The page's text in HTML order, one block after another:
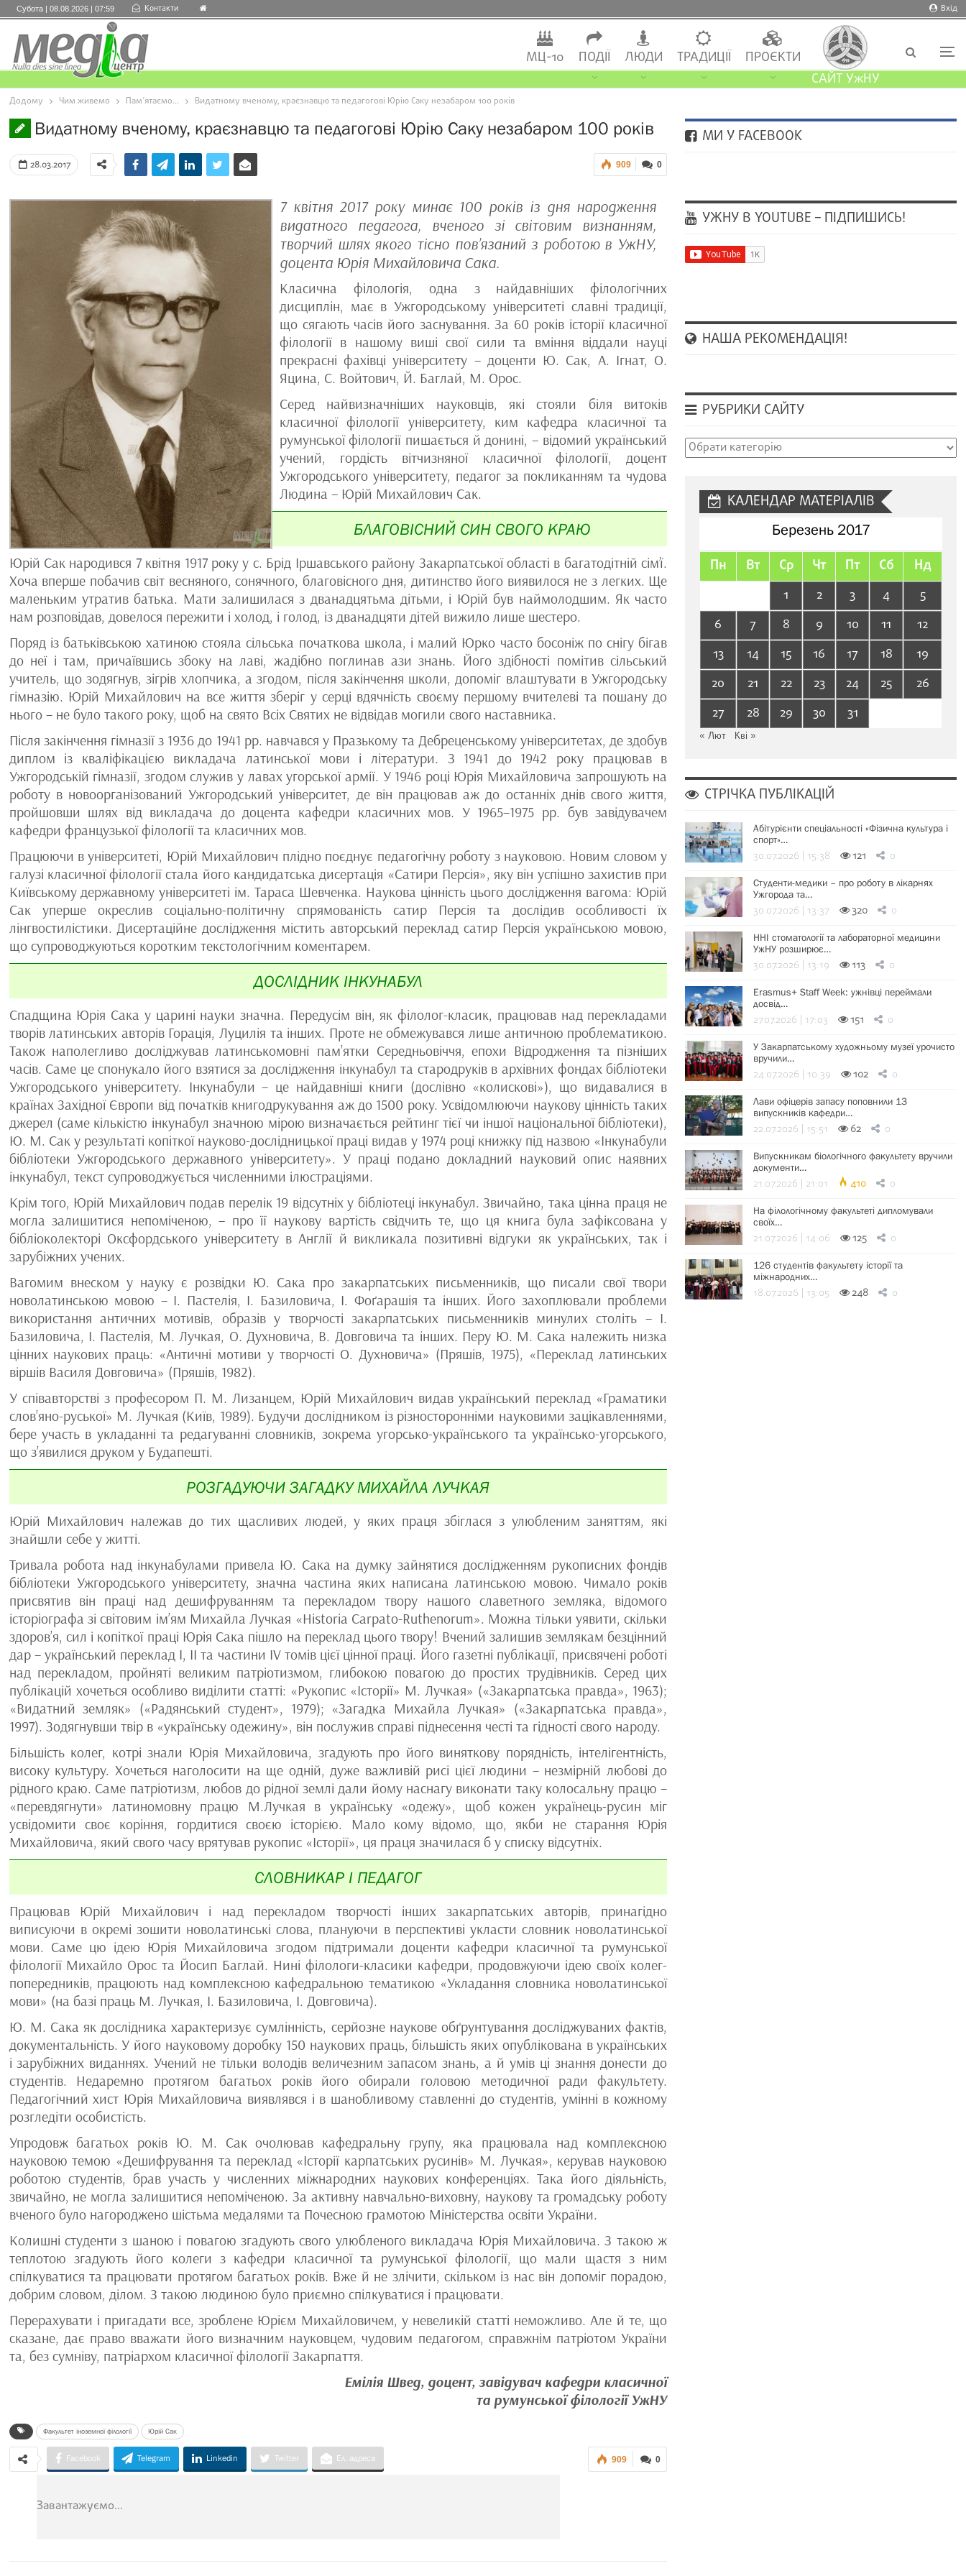
Вхід
Субота | 08.08.2026 | 07:59 Контакти
МЦ-10 ПОДІЇ ЛЮДИ ТРАДИЦІЇ
ПРОЄКТИ
САЙТ УжНУ
Додому Чим живемо Пам’ятаємо... Видатному вченому, краєзнавцю та педагогові Юрію Саку незабаром 100 років
Видатному вченому, краєзнавцю та педагогові Юрію Саку незабаром 100 років
28.03.2017 0
909
7 квітня 2017 року минає 100 років із дня народження
видатного педагога, вченого зі світовим визнанням,
творчий шлях якого тісно пов’язаний з роботою в УжНУ,
доцента Юрія Михайловича Сака.
Класична філологія, одна з найдавніших філологічних
дисциплін, має в Ужгородському університеті славні традиції,
що сягають часів його заснування. За 60 років історії класичної
філології в нашому виші свої сили та вміння віддали науці
прекрасні фахівці університету – доценти Ю. Сак, А. Ігнат, О.
Яцина, С. Войтович, Й. Баглай, М. Орос.
Серед найвизначніших науковців, які стояли біля витоків
класичної філології університету, ким кафедра класичної та
румунської філології пишається й донині, – відомий український
учений, гордість вітчизняної класичної філології, доцент
Ужгородського університету, педагог за покликанням та чудова
Людина – Юрій Михайлович Сак.
БЛАГОВІСНИЙ СИН СВОГО КРАЮ
Юрій Сак народився 7 квітня 1917 року у с. Брід Іршавського району Закарпатської області в багатодітній сім’ї.
Хоча вперше побачив світ весняного, сонячного, благовісного дня, дитинство його виявилося не з легких. Ще
маленьким утратив батька. Мати залишилася з дванадцятьма дітьми, і Юрій був наймолодшим. Як часто
нам розповідав, довелося пережити і холод, і голод, із дванадцяти дітей вижило лише шестеро.
Поряд із батьківською хатиною стояла сільська початкова школа, і малий Юрко часто босоніж по снігу бігав
до неї і там, причаївшись збоку на лаві, жадібно поглинав ази знань. Його здібності помітив сільський
учитель, що зодягнув, зігрів хлопчика, а згодом, після закінчення школи, допоміг влаштувати в Ужгородську
гімназію. Юрій Михайлович на все життя зберіг у серці вдячність своєму першому вчителеві та пошану до
нього – не було такого року, щоб на свято Всіх Святих не відвідав могили свого наставника.
Після закінчення гімназії з 1936 до 1941 рр. навчався у Празькому та Дебреценському університетах, де здобув
диплом із кваліфікацією викладача латинської мови і літератури. З 1941 до 1942 року працював в
Ужгородській гімназії, згодом служив у лавах угорської армії. У 1946 році Юрія Михайловича запрошують на
роботу в новоорганізований Ужгородський університет, де він працював аж до останніх днів свого життя,
пройшовши шлях від викладача до доцента кафедри класичних мов. У 1965–1975 рр. був завідувачем
кафедри французької філології та класичних мов.
Працюючи в університеті, Юрій Михайлович плідно поєднує педагогічну роботу з науковою. Новим словом у
галузі класичної філології стала його кандидатська дисертація «Сатири Персія», яку він успішно захистив при
Київському державному університеті ім. Тараса Шевченка. Наукова цінність цього дослідження вагома: Юрій
Сак уперше окреслив соціально-політичну спрямованість сатир Персія та дослідив особливості їх
лінгвостилістики. Дисертаційне дослідження містить авторський переклад сатир Персія українською мовою,
що супроводжуються коротким текстологічним коментарем.
ДОСЛІДНИК ІНКУНАБУЛ
Спадщина Юрія Сака у царині науки значна. Передусім він, як філолог-класик, працював над перекладами
творів латинських авторів Горація, Луцилія та інших. Проте не обмежувався лише античною проблематикою.
Також наполегливо досліджував латинськомовні пам’ятки Середньовіччя, епохи Відродження та пізніших
часів. Саме це спонукало його взятися за дослідження інкунабул та стародруків в архівних фондах бібліотеки
Ужгородського університету. Інкунабули – це найдавніші книги (дослівно «колискові»), що видавалися в
країнах Західної Європи від початків книгодрукування аж до 1500 року. Усвідомлюючи наукову цінність таких
джерел (саме кількістю інкунабул значною мірою визначається рейтинг тієї чи іншої національної бібліотеки),
Ю. М. Сак у результаті копіткої науково-дослідницької праці видав у 1974 році книжку під назвою «Інкунабули
бібліотеки Ужгородського державного університету». У праці подано докладний науковий опис наявних
інкунабул, текст супроводжується численними ілюстраціями.
Крім того, Юрій Михайлович подав перелік 19 відсутніх у бібліотеці інкунабул. Звичайно, така цінна праця не
могла залишитися непоміченою, – про її наукову вартість свідчить те, що ця книга була зафіксована у
бібліоколекторі Оксфордського університету в Англії й викликала позитивні відгуки як українських, так і
зарубіжних учених.
Вагомим внеском у науку є розвідки Ю. Сака про закарпатських письменників, що писали свої твори
новолатинською мовою – І. Пастелія, І. Базиловича, І. Фоґарашія та інших. Його захоплювали проблеми
використання античних мотивів, образів у творчості закарпатських письменників минулих століть – І.
Базиловича, І. Пастелія, М. Лучкая, О. Духновича, В. Довговича та інших. Перу Ю. М. Сака належить низка
цінних наукових праць: «Античні мотиви у творчості О. Духновича» (Пряшів, 1975), «Переклад латинських
віршів Василя Довговича» (Пряшів, 1982).
У співавторстві з професором П. М. Лизанцем, Юрій Михайлович видав український переклад «Граматики
слов’яно-руської» М. Лучкая (Київ, 1989). Будучи дослідником із різносторонніми науковими зацікавленнями,
бере участь в укладанні та редагуванні словників, зокрема угорсько-українського та українсько-угорського,
що з’явилися друком у Будапешті.
РОЗГАДУЮЧИ ЗАГАДКУ МИХАЙЛА ЛУЧКАЯ
Юрій Михайлович належав до тих щасливих людей, у яких праця збіглася з улюбленим заняттям, які
знайшли себе у житті.
Тривала робота над інкунабулами привела Ю. Сака на думку зайнятися дослідженням рукописних фондів
бібліотеки Ужгородського університету, значна частина яких написана латинською мовою. Чимало років
присвятив він праці над дешифруванням та перекладом твору нашого славетного земляка, відомого
історіографа зі світовим ім’ям Михайла Лучкая «Historia Carpato-Ruthenorum». Можна тільки уявити, скільки
здоров’я, сил і копіткої праці Юрія Сака пішло на переклад цього твору! Вчений залишив землякам безцінний
дар – український переклад І, ІІ та частини ІV томів цієї цінної праці. Його газетні публікації, присвячені роботі
над перекладом, пройняті великим патріотизмом, глибокою повагою до простих трудівників. Серед цих
публікацій хочеться особливо виділити статті: «Рукопис «Історії» М. Лучкая» («Закарпатська правда», 1963);
«Видатний земляк» («Радянський студент», 1979); «Загадка Михайла Лучкая» («Закарпатська правда»,
1997). Зодягнувши твір в «українську одежину», він послужив справі піднесення честі та гідності свого народу.
Більшість колег, котрі знали Юрія Михайловича, згадують про його виняткову порядність, інтелігентність,
високу культуру. Хочеться наголосити на ще одній, дуже важливій рисі цієї людини – незмірній любові до
рідного краю. Саме патріотизм, любов до рідної землі дали йому наснагу виконати таку колосальну працю –
«перевдягнути» латиномовну працю М.Лучкая в українську «одежу», щоб кожен українець-русин міг
усвідомити своє коріння, гордитися своєю історією. Мало кому відомо, що, якби не старання Юрія
Михайловича, який свого часу врятував рукопис «Історії», ця праця значилася б у списку відсутніх.
СЛОВНИКАР І ПЕДАГОГ
Працював Юрій Михайлович і над перекладом творчості інших закарпатських авторів, принагідно
виписуючи в окремі зошити новолатинські слова, плануючи в перспективі укласти словник новолатинської
мови. Саме цю ідею Юрія Михайловича згодом підтримали доценти кафедри класичної та румунської
філології Михайло Орос та Йосип Баглай. Нині філологи-класики кафедри, продовжуючи ідею своїх колег-
попередників, працюють над комплексною кафедральною тематикою «Укладання словника новолатинської
мови» (на базі праць М. Лучкая, І. Базиловича, І. Довговича).
Ю. М. Сака як дослідника характеризує сумлінність, серйозне наукове обґрунтування досліджуваних фактів,
документальність. У його науковому доробку 150 наукових праць, більшість яких опублікована в українських
і зарубіжних виданнях. Учений не тільки володів величезним запасом знань, а й умів ці знання донести до
студентів. Недаремно протягом багатьох років його обирали головою методичної ради факультету.
Педагогічний хист Юрія Михайловича виявлявся і в шанобливому ставленні до студентів, умінні в кожному
розгледіти особистість.
Упродовж багатьох років Ю. М. Сак очолював кафедральну групу, яка працювала над комплексною
науковою темою «Дешифрування та переклад «Історії карпатських русинів» М. Лучкая», керував науковою
роботою студентів, брав участь у численних міжнародних наукових конференціях. Така його діяльність,
звичайно, не могла залишитися непоміченою. За активну навчально-виховну, наукову та громадську роботу
вченого було нагороджено шістьма медалями та Почесною грамотою Міністерства освіти України.
Колишні студенти з шаною і повагою згадують свого улюбленого викладача Юрія Михайловича. З такою ж
теплотою згадують його колеги з кафедри класичної та румунської філології, що мали щастя з ним
спілкуватися та працювати протягом багатьох років. Вже й не злічити, скільком із нас він допоміг порадою,
добрим словом, ділом. З такою людиною було приємно спілкуватися і працювати.
Перерахувати і пригадати все, зроблене Юрієм Михайловичем, у невеликій статті неможливо. Але й те, що
сказане, дає право вважати його визначним науковцем, чудовим педагогом, справжнім патріотом України
та, без сумніву, патріархом класичної філології Закарпаття.
Емілія Швед, доцент, завідувач кафедри класичної
та румунської філології УжНУ
Факультет іноземної філології Юрій Сак
0
909
Facebook Telegram Linkedin Twitter Ел. адреса
Завантажуємо...
МИ У FACEBOOK
УЖНУ В YOUTUBE – ПІДПИШИСЬ!
НАША РЕКОМЕНДАЦІЯ!
РУБРИКИ САЙТУ
Рубрики
КАЛЕНДАР МАТЕРІАЛІВ
Березень 2017
Пн Вт Ср Чт Пт Сб Нд
1 2 3 4
5
6
7 8 9 10 11
12
13
14 15 16 17 18
19
20
21 22 23 24 25
26
27
28 29 30 31
« Лют Кві »
СТРІЧКА ПУБЛІКАЦІЙ
Абітурієнти спеціальності «Фізична культура і
спорт»…
30.07.2026 | 15:38 121 0
Студенти-медики – про роботу в лікарнях
Ужгорода та…
30.07.2026 | 13:37 320 0
ННІ стоматології та лабораторної медицини
УжНУ розширює…
30.07.2026 | 13:19 113 0
Erasmus+ Staff Week: ужнівці переймали
досвід…
27.07.2026 | 17:03 151 0
У Закарпатському художньому музеї урочисто
вручили…
24.07.2026 | 10:39 102 0
Лави офіцерів запасу поповнили 13
випускників кафедри…
22.07.2026 | 15:51 62 0
Випускникам біологічного факультету вручили
документи…
21.07.2026 | 21:01 410 0
На філологічному факультеті дипломували
своїх…
21.07.2026 | 14:06 125 0
126 студентів факультету історії та
міжнародних…
18.07.2026 | 13:05 248 0